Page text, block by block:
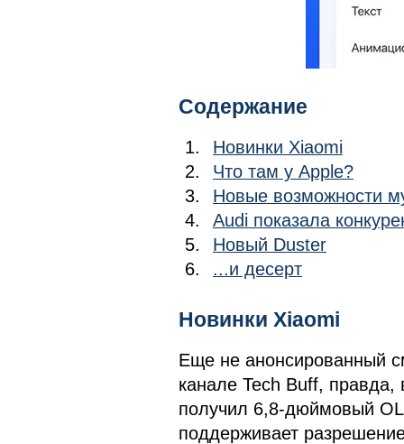
Содержание
Новинки Xiaomi
Что там у Apple?
Новые возможности
Audi показала
Новый Duster
...и десерт
Новинки Xiaomi
Еще не анонсированный
канале Tech Buff,
получил 6,8-дюймовый
поддерживает